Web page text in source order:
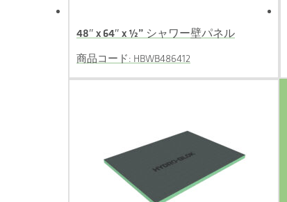
48″ x 64″ x ½” シャワー壁パネル
商品コード: HBWB486412